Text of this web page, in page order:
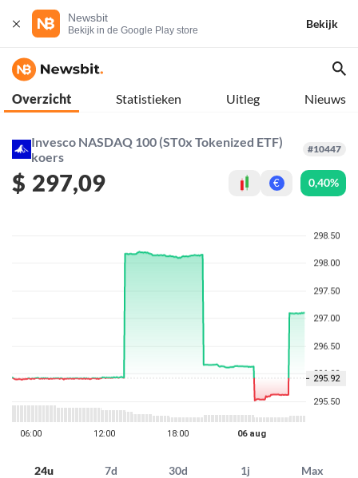
Newsbit
Bekijk in de Google Play store
Bekijk
Overzicht Statistieken Uitleg Nieuws
Invesco NASDAQ 100 (ST0x Tokenized ETF)
koers
#10447
$ 297,09 € 0,40%
24u 7d 30d 1j Max